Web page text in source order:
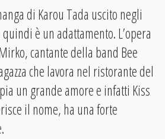
di Karou Tada uscito negli
è un adattamento. L’opera
cantante della band Bee
che lavora nel ristorante del
un grande amore e infatti Kiss
il nome, ha una forte